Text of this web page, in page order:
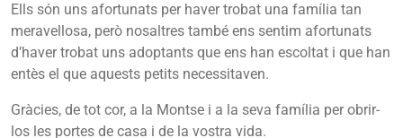
Ells són uns afortunats per haver trobat una família tan
meravellosa, però nosaltres també ens sentim afortunats
d’haver trobat uns adoptants que ens han escoltat i que han
entès el que aquests petits necessitaven.
Gràcies, de tot cor, a la Montse i a la seva família per obrir-
los les portes de casa i de la vostra vida.